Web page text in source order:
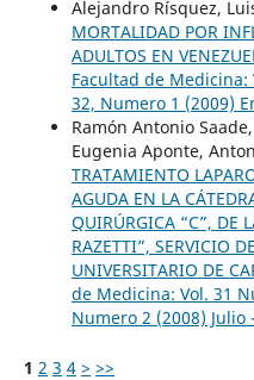
Alejandro Rísquez,
MORTALIDAD POR
ADULTOS EN
Facultad de Medicina:
32, Numero 1 (2009)
Ramón Antonio
Eugenia Aponte,
TRATAMIENTO
AGUDA EN LA
QUIRÚRGICA “C”, DE
RAZETTI”, SERVICIO
UNIVERSITARIO DE
de Medicina: Vol. 31
Numero 2 (2008) Julio
1 2 3 4 > >>